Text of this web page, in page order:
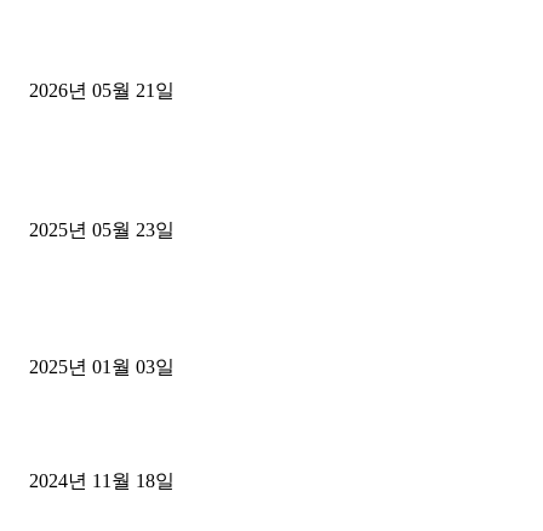
2026년 05월 21일
2025년 05월 23일
2025년 01월 03일
2024년 11월 18일